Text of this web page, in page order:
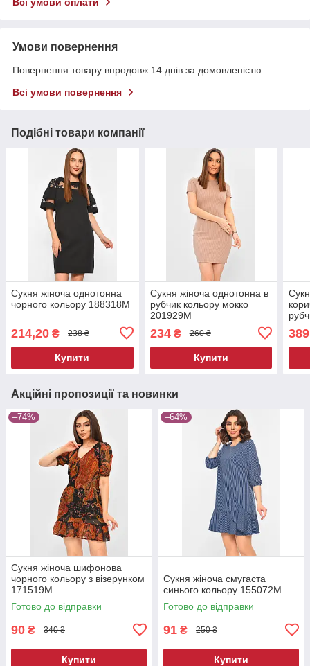
Умови повернення
Повернення товару впродовж 14 днів за домовленістю
Всі умови повернення
Подібні товари компанії
Сукня жіноча однотонна
чорного кольору 188318M
214,20 ₴ 238 ₴
Купити
Сукня жіноча однотонна в
рубчик кольору мокко
201929M
234₴ 260 ₴
Купити
389
Акційні пропозиції та новинки
–74%
Сукня жіноча шифонова
чорного кольору з візерунком
171519M
Готово до відправки
90 ₴ 340 ₴
Купити
–64%
Сукня жіноча смугаста
синього кольору 155072M
Готово до відправки
91 ₴ 250 ₴
Купити